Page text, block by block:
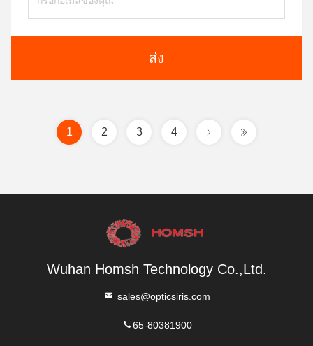
ส่ง
1 2 3 4
Wuhan Homsh Technology Co.,Ltd.
sales@opticsiris.com
65-80381900